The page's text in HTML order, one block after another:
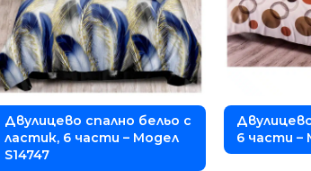
Двулицево спално бельо с
ластик, 6 части – Модел
S14747
6 части –